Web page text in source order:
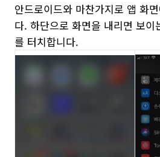
안드로이드와 마찬가지로 앱 화
다. 하단으로 화면을 내리면 보이
를 터치합니다.